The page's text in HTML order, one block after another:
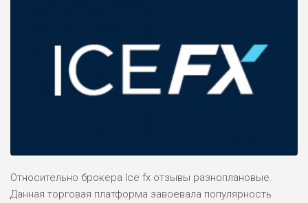
Относительно брокера Ice fx отзывы разноплановые.
Данная торговая платформа завоевала популярность